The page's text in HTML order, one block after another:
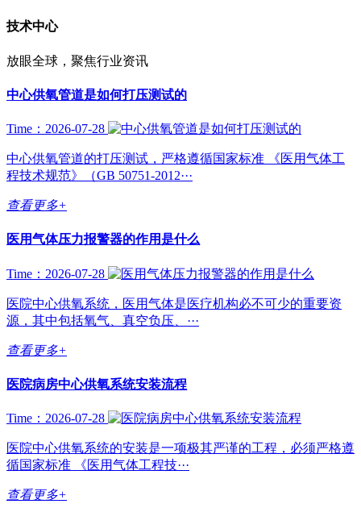
技术中心
放眼全球，聚焦行业资讯
中心供氧管道是如何打压测试的
Time：2026-07-28
中心供氧管道的打压测试，严格遵循国家标准 《医用气体工
程技术规范》（GB 50751-2012···
查看更多+
医用气体压力报警器的作用是什么
Time：2026-07-28
医院中心供氧系统，医用气体是医疗机构必不可少的重要资
源，其中包括氧气、真空负压、···
查看更多+
医院病房中心供氧系统安装流程
Time：2026-07-28
医院中心供氧系统的安装是一项极其严谨的工程，必须严格遵
循国家标准 《医用气体工程技···
查看更多+